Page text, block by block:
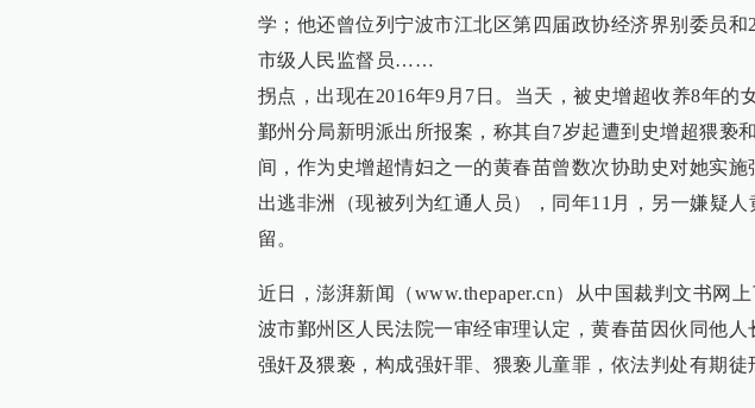
学；他还曾位列宁波市江北区第四届政协经济界别委员和
市级人民监督员……
拐点，出现在2016年9月7日。当天，被史增超收养8年的
鄞州分局新明派出所报案，称其自7岁起遭到史增超猥亵
间，作为史增超情妇之一的黄春苗曾数次协助史对她实
出逃非洲（现被列为红通人员），同年11月，另一嫌疑
留。
近日，澎湃新闻（www.thepaper.cn）从中国裁判文书网
波市鄞州区人民法院一审经审理认定，黄春苗因伙同他
强奸及猥亵，构成强奸罪、猥亵儿童罪，依法判处有期徒